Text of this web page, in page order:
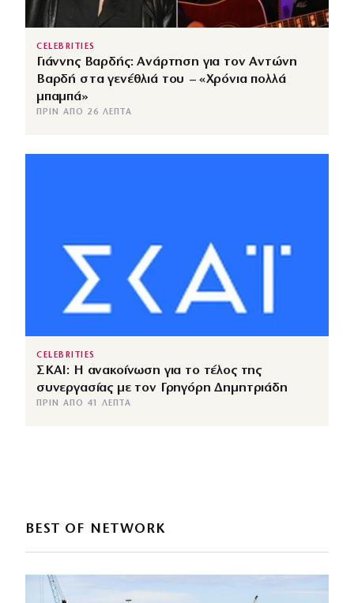
CELEBRITIES
Γιάννης Βαρδής: Ανάρτηση για τον Αντώνη
Βαρδή στα γενέθλιά του – «Χρόνια πολλά
μπαμπά»
ΠΡΙΝ ΑΠΌ 26 ΛΕΠΤΆ
CELEBRITIES
ΣΚΑΙ: Η ανακοίνωση για το τέλος της
συνεργασίας με τον Γρηγόρη Δημητριάδη
ΠΡΙΝ ΑΠΌ 41 ΛΕΠΤΆ
BEST OF NETWORK